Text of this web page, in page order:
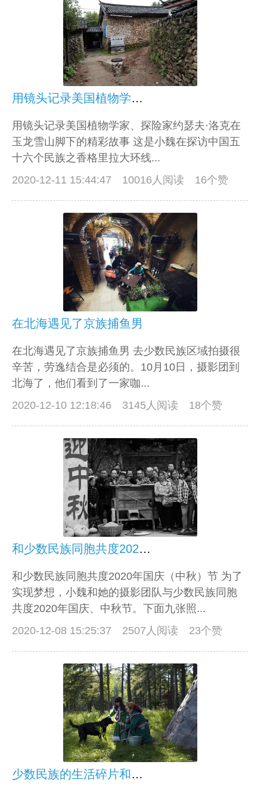
用镜头记录美国植物学家、探险家约瑟夫·洛克在玉龙雪山脚下的精彩故事
用镜头记录美国植物学家、探险家约瑟夫·洛克在
玉龙雪山脚下的精彩故事 这是小魏在探访中国五
十六个民族之香格里拉大环线...
2020-12-11 15:44:47
10016人阅读 16个赞
在北海遇见了京族捕鱼男
在北海遇见了京族捕鱼男 去少数民族区域拍摄很
辛苦​​​​​​，劳逸结合是必须的。10月10日，摄影团到
北海了，他们看到了一家咖...
2020-12-10 12:18:46
3145人阅读 18个赞
和少数民族同胞共度2020年国庆（中秋）节
和少数民族同胞共度2020年国庆（中秋）节 为了
实现梦想，小魏和她的摄影团队与少数民族同胞
共度2020年国庆、中秋节。下面九张照...
2020-12-08 15:25:37
2507人阅读 23个赞
少数民族的生活碎片和仡佬族的三幺台